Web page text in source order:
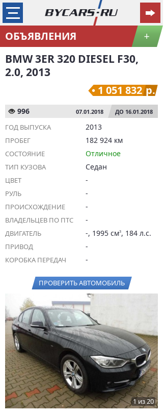
ОБЪЯВЛЕНИЯ +
BMW 3ER 320 DIESEL F30,
2.0, 2013
1 051 832 р.
996 07.01.2018 ДО 16.01.2018
ГОД ВЫПУСКА 2013
ПРОБЕГ 182 924 км
СОСТОЯНИЕ Отличное
ТИП КУЗОВА Седан
ЦВЕТ -
РУЛЬ -
ПРОИСХОЖДЕНИЕ -
ВЛАДЕЛЬЦЕВ ПО ПТС -
ДВИГАТЕЛЬ -, 1995 см3, 184 л.с.
ПРИВОД -
КОРОБКА ПЕРЕДАЧ -
ПРОВЕРИТЬ АВТОМОБИЛЬ
1 из 20